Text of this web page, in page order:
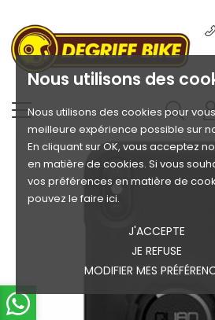
Nous utilisons des
Nous utilisons des cookies pour
meilleure expérience possible sur
En cliquant sur OK, vous acceptez
en matière de cookies. Si vous
vos préférences en matière de
pouvez le faire ici.
J'ACCEPTE
JE REFUSE
MODIFIER MES